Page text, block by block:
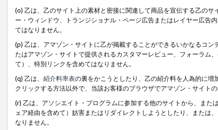
(o) 乙は、乙のサイト上の素材と密接に関連して商品を宣伝する乙の
ー・ウィンドウ、トランジショナル・ページ広告またはレイヤー広告
てはなりません。
(p) 乙は、アマゾン・サイトに乙が掲載することができるいかなるコ
たはアマゾン・サイトで提供されるカスタマーレビュー、フォーラム
て）、特別リンクを含めてはなりません。
(q) 乙は、 紹介料率表の裏をかこうとしたり、乙の紹介料を人為的に
クリックする方法以外で、当該お客様のブラウザでアマゾン・サイト
(r) 乙は、アソシエイト・プログラムに参加する他のサイトから、ま
ェア経由を含めて）妨害またはリダイレクトしようとしたり、または
なりません。